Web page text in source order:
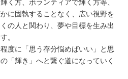
に固執することなく、広い視野を
の人と関わり、夢や目標を生み出
。
度に「思う存分悩めばいい」と思
「輝き」へと繋ぐ道になっていく